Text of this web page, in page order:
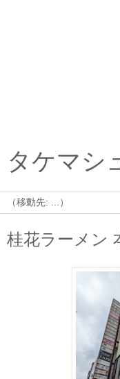
タケマシ
桂花ラーメン